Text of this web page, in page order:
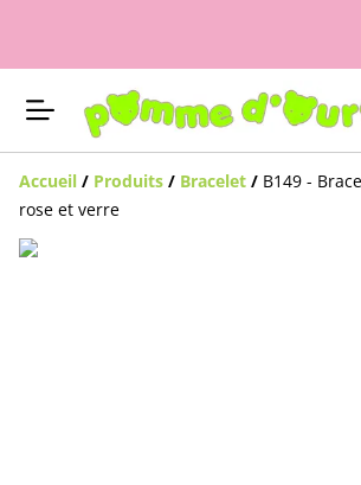
Accueil / Produits / Bracelet / B149 -
rose et verre